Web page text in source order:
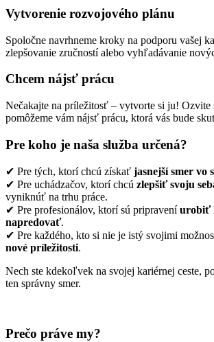
Vytvorenie rozvojového plánu
Spoločne navrhneme kroky na podporu vašej
zlepšovanie zručností alebo vyhľadávanie
Chcem nájsť prácu
Nečakajte na príležitosť – vytvorte si ju! Ozvite
pomôžeme vám nájsť prácu, ktorá vás bude
Pre koho je naša služba určená?
✔ Pre tých, ktorí chcú získať jasnejší smer vo
✔ Pre uchádzačov, ktorí chcú zlepšiť svoju
vyniknúť na trhu práce.
✔ Pre profesionálov, ktorí sú pripravení urobiť
napredovať.
✔ Pre každého, kto si nie je istý svojimi
nové príležitosti.
Nech ste kdekoľvek na svojej kariérnej ceste,
ten správny smer.
Prečo práve my?